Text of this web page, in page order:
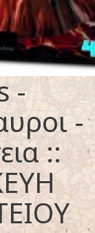
-
-
::